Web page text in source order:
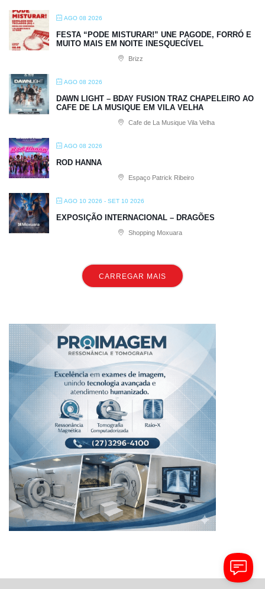
AGO 08 2026
FESTA “PODE MISTURAR!” UNE PAGODE, FORRÓ E
MUITO MAIS EM NOITE INESQUECÍVEL
Brizz
AGO 08 2026
DAWN LIGHT – BDAY FUSION TRAZ CHAPELEIRO AO
CAFE DE LA MUSIQUE EM VILA VELHA
Cafe de La Musique Vila Velha
AGO 08 2026
ROD HANNA
Espaço Patrick Ribeiro
AGO 10 2026 - SET 10 2026
EXPOSIÇÃO INTERNACIONAL – DRAGÕES
Shopping Moxuara
CARREGAR MAIS